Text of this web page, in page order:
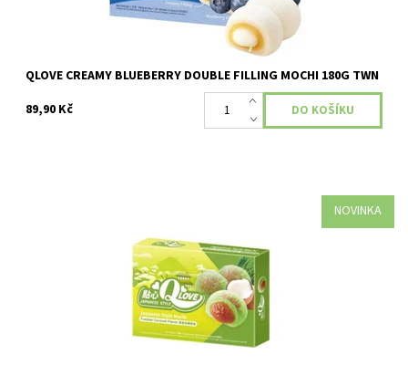
QLOVE CREAMY BLUEBERRY DOUBLE FILLING MOCHI 180G TWN
89,90 Kč
NOVINKA
Skladem